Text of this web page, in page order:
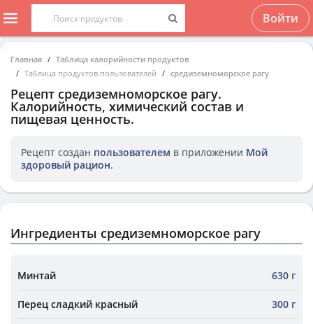
Войти
Главная
Таблица калорийности продуктов
Таблица продуктов пользователей
средиземноморское рагу
Рецепт средиземноморское рагу.
Калорийность, химический состав и
пищевая ценность.
Рецепт создан пользователем в приложении Мой
здоровый рацион.
Ингредиенты средиземноморское рагу
Минтай 630 г
Перец сладкий красный 300 г